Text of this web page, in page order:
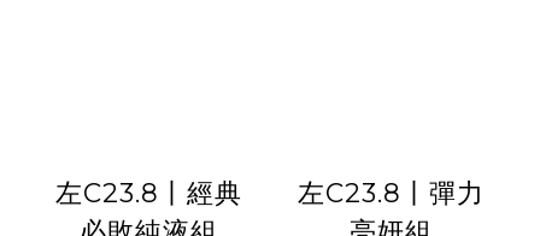
左C23.8丨經典
左C23.8丨彈力